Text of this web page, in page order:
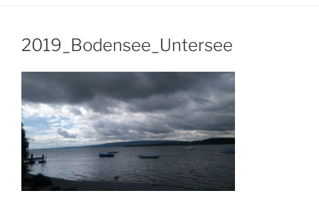
2019_Bodensee_Untersee